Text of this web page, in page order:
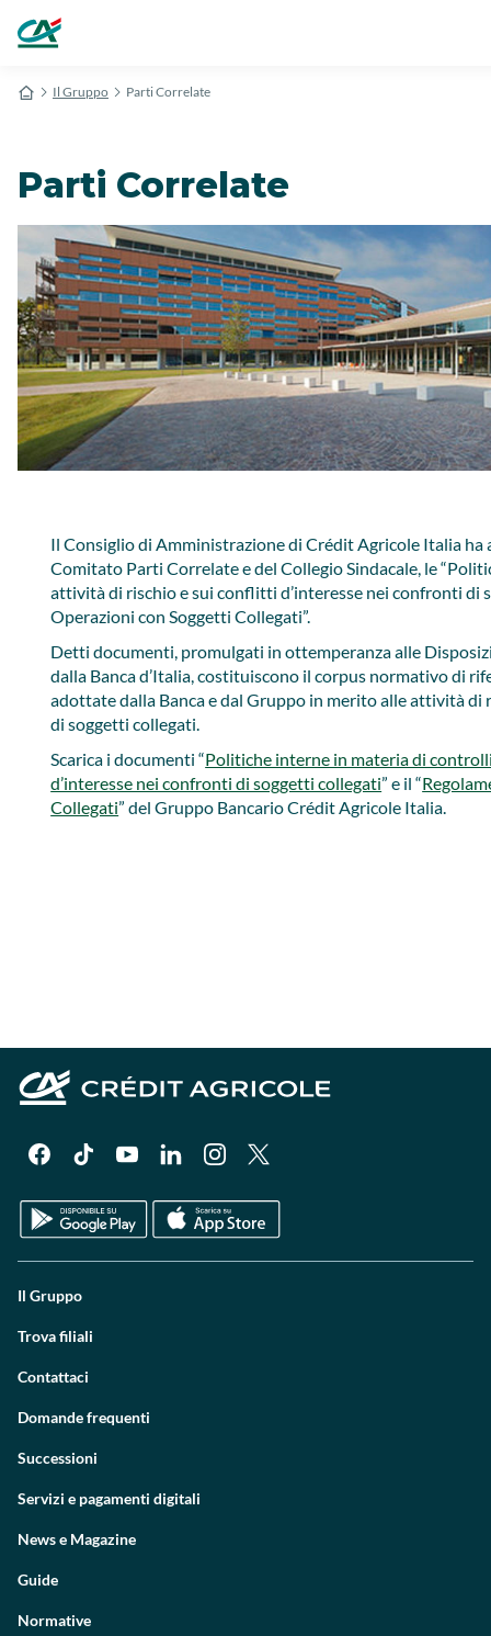
Il Gruppo Parti Correlate
Parti Correlate
Il Consiglio di Amministrazione di Crédit Agricole Italia
Comitato Parti Correlate e del Collegio Sindacale, le
attività di rischio e sui conflitti d’interesse nei confronti di
Operazioni con Soggetti Collegati”.
Detti documenti, promulgati in ottemperanza alle
dalla Banca d’Italia, costituiscono il corpus normativo di
adottate dalla Banca e dal Gruppo in merito alle attività
di soggetti collegati.
Scarica i documenti “Politiche interne in materia di
d’interesse nei confronti di soggetti collegati” e il “
Collegati” del Gruppo Bancario Crédit Agricole Italia.
Il Gruppo
Trova filiali
Contattaci
Domande frequenti
Successioni
Servizi e pagamenti digitali
News e Magazine
Guide
Normative